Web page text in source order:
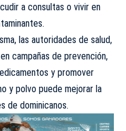
a consultas o vivir en
las autoridades de salud,
campañas de prevención,
y promover
y polvo puede mejorar la
de dominicanos.